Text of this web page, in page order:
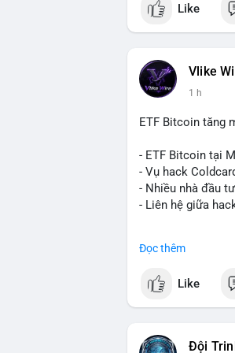
dụng giá trị giảm
- Cơ quan quản
- Tòa án Nga
dân sự.
- Trump hy vọng
Ethereum.
lương bằng BTC.
#binancesquare
📰 Nguồn: Decrypt
Like
Vlike
1 h
ETF Bitcoin tăng
- ETF Bitcoin tại
- Vụ hack
- Nhiều nhà đầu
- Liên hệ giữa
#vlikevn #titanbot
📰 Nguồn:
Đọc thêm
Like
Đội